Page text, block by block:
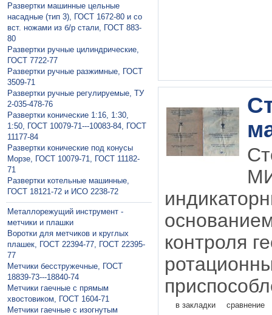
Рaзвeртки машинные цельные
насадные (тип 3), ГОСТ 1672-80 и со
вст. ножами из б/р стали, ГОСТ 883-
80
Рaзвертки ручныe цилиндрические,
ГОСТ 7722-77
Рaзвертки ручные разжимные, ГОСТ
3509-71
Рaзвертки ручные регулируемые, ТУ
2-035-478-76
Развертки конические 1:16, 1:30,
1:50, ГОСТ 10079-71---10083-84, ГОСТ
11177-84
Развертки конические под конусы
Морзе, ГОСТ 10079-71, ГОСТ 11182-
71
Развертки котельные машинные,
ГОСТ 18121-72 и ИСО 2238-72
Металлорежущий инструмент -
метчики и плашки
Воротки для метчиков и круглых
плашек, ГОСТ 22394-77, ГОСТ 22395-
77
Метчики бесстружечные, ГОСТ
18839-73---18840-74
Метчики гaечные с прямым
хвостовиком, ГОСТ 1604-71
Метчики гаечные с изогнутым
контроля
в закладки сравнение